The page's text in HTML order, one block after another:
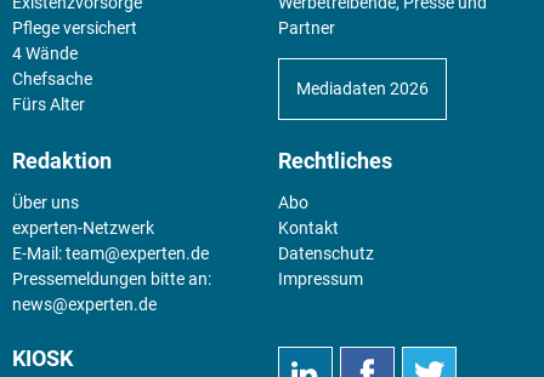
Pflege versichert
4 Wände
Chefsache
Fürs Alter
Partner
Mediadaten 2026
Redaktion
Über uns
experten-Netzwerk
E-Mail:team@experten.de
Pressemeldungen bitte an:
news@experten.de
Rechtliches
Abo
Kontakt
Datenschutz
Impressum
KIOSK